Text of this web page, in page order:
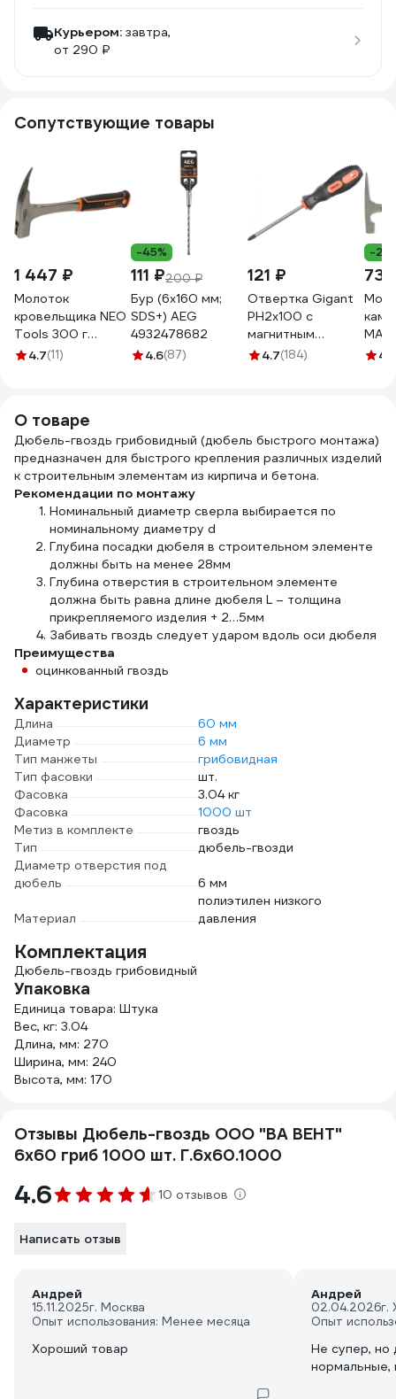
Курьером: завтра,
от 290 ₽
Сопутствующие товары
1 447 ₽
Молоток
кровельщика NEO
Tools 300 г
цельнокованый
4.7(11)
-45%
111 ₽200 ₽
Бур (6x160 мм;
SDS+) AEG
4932478682
4.6(87)
121 ₽
Отвертка Gigant
PH2x100 с
магнитным
наконечником GS
4.7(184)
-
4.7
О товаре
Дюбель-гвоздь грибовидный (дюбель быстрого монтажа)
предназначен для быстрого крепления различных изделий
к строительным элементам из кирпича и бетона.
Рекомендации по монтажу
Номинальный диаметр сверла выбирается по
номинальному диаметру d
Глубина посадки дюбеля в строительном элементе
должны быть на менее 28мм
Глубина отверстия в строительном элементе
должна быть равна длине дюбеля L – толщина
прикрепляемого изделия + 2…5мм
Забивать гвоздь следует ударом вдоль оси дюбеля
Преимущества
оцинкованный гвоздь
Характеристики
Длина
60 мм
Диаметр
6 мм
Тип манжеты
грибовидная
Тип фасовки
шт.
Фасовка
3.04 кг
Фасовка
1000 шт
Метиз в комплекте
гвоздь
Тип
дюбель-гвозди
Диаметр отверстия под
дюбель
6 мм
Материал
полиэтилен низкого
давления
Комплектация
Дюбель-гвоздь грибовидный
Упаковка
Единица товара: Штука
Вес, кг: 3.04
Длина, мм: 270
Ширина, мм: 240
Высота, мм: 170
Отзывы Дюбель-гвоздь ООО "ВА ВЕНТ"
6x60 гриб 1000 шт. Г.6х60.1000
4.6 10 отзывов
Написать отзыв
Андрей
15.11.2025г. Москва
Опыт использования: Менее месяца
Хороший товар
Андрей
02.04.2026г.
Опыт
Не супер, но